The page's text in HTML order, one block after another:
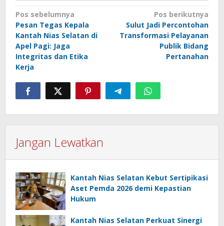
Navigasi
pos
Pos sebelumnya
Pesan Tegas Kepala
Kantah Nias Selatan di
Apel Pagi: Jaga
Integritas dan Etika
Kerja
Pos berikutnya
Sulut Jadi Percontohan
Transformasi Pelayanan
Publik Bidang
Pertanahan
Jangan Lewatkan
Kantah Nias Selatan Kebut Sertipikasi
Aset Pemda 2026 demi Kepastian
Hukum
Kantah Nias Selatan Perkuat Sinergi